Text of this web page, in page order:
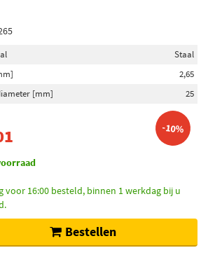
Staal
2,65
[mm]
25
-10%
voor 16:00 besteld, binnen 1 werkdag bij u
Bestellen